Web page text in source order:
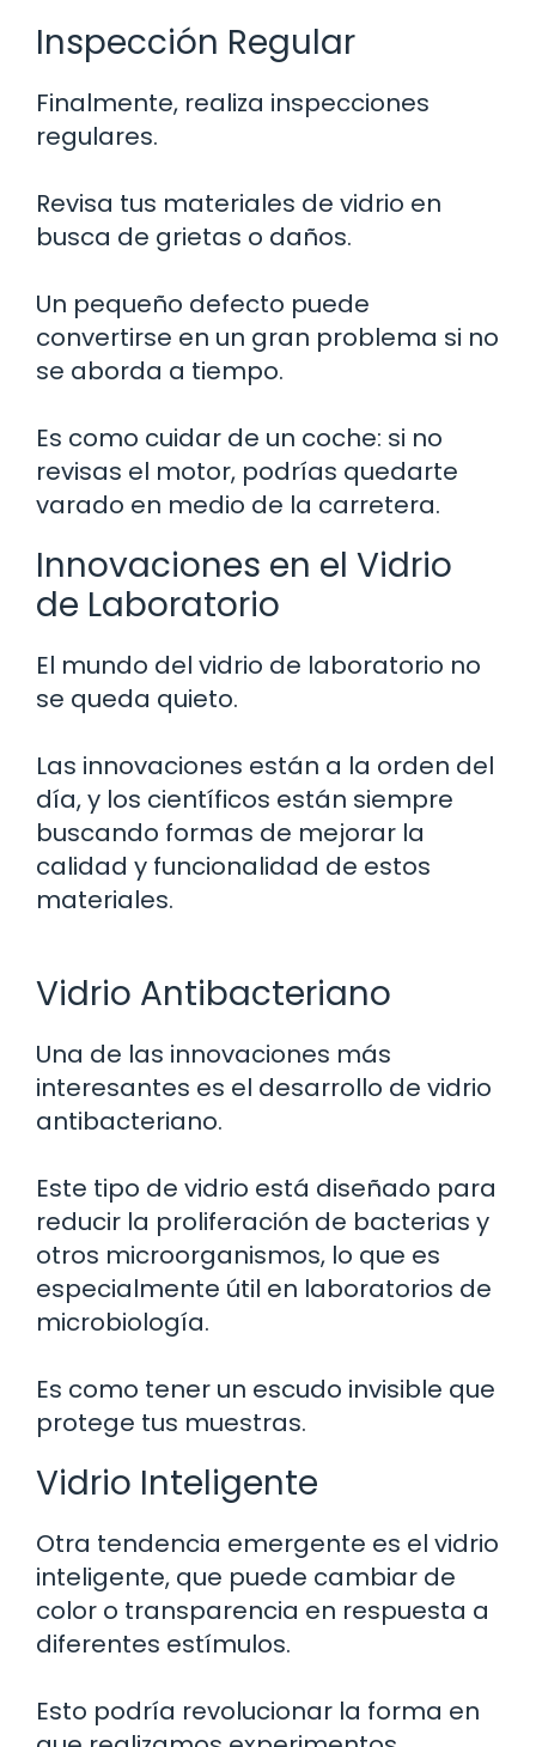
Inspección Regular
Finalmente, realiza inspecciones
regulares.
Revisa tus materiales de vidrio en
busca de grietas o daños.
Un pequeño defecto puede
convertirse en un gran problema si no
se aborda a tiempo.
Es como cuidar de un coche: si no
revisas el motor, podrías quedarte
varado en medio de la carretera.
Innovaciones en el Vidrio
de Laboratorio
El mundo del vidrio de laboratorio no
se queda quieto.
Las innovaciones están a la orden del
día, y los científicos están siempre
buscando formas de mejorar la
calidad y funcionalidad de estos
materiales.
Vidrio Antibacteriano
Una de las innovaciones más
interesantes es el desarrollo de vidrio
antibacteriano.
Este tipo de vidrio está diseñado para
reducir la proliferación de bacterias y
otros microorganismos, lo que es
especialmente útil en laboratorios de
microbiología.
Es como tener un escudo invisible que
protege tus muestras.
Vidrio Inteligente
Otra tendencia emergente es el vidrio
inteligente, que puede cambiar de
color o transparencia en respuesta a
diferentes estímulos.
Esto podría revolucionar la forma en